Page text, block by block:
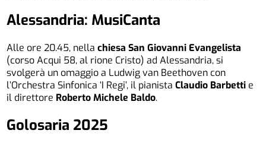
Alessandria: MusiCanta
Alle ore 20.45, nellachiesa San Giovanni Evangelista
(corso Acqui 58, al rione Cristo) ad Alessandria, si
svolgerà un omaggio a Ludwig van Beethoven con
l’Orchestra Sinfonica ‘I Regi’, il pianistaClaudio Barbetti e
il direttore Roberto Michele Baldo.
Golosaria 2025